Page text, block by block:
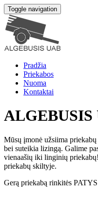
Toggle navigation
Pradžia
Priekabos
Nuoma
Kontaktai
ALGEBUSIS
Mūsų įmonė užsiima
bei suteikia lizingą. Galime
vienaašių iki linginių
priekabų skiltyje.
Gerą priekabą rinkitės